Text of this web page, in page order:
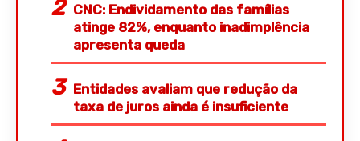
CNC: Endividamento das famílias
atinge 82%, enquanto inadimplência
apresenta queda
Entidades avaliam que redução da
taxa de juros ainda é insuficiente